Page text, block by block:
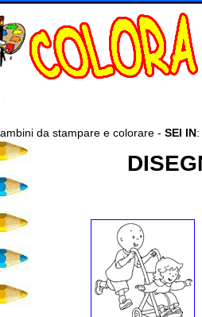
da stampare e colorare - SEI IN: